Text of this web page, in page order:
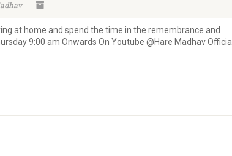
at home and spend the time in the remembrance and
9:00 am Onwards On Youtube @Hare Madhav Official